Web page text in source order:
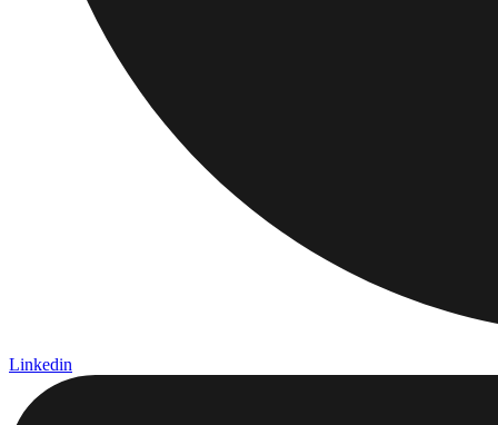
Linkedin